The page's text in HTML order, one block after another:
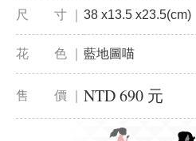
尺 寸 ｜ 38 x13.5 x23.5(cm)
花 色 ｜ 藍地圖喵
售 價 ｜ NTD 690 元